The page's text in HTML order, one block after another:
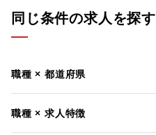
同じ条件の求人を探す
職種 × 都道府県
職種 × 求人特徴